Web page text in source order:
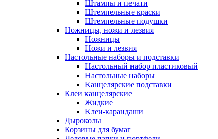
Штампы и печати
Штемпельные краски
Штемпельные подушки
Ножницы, ножи и лезвия
Ножницы
Ножи и лезвия
Настольные наборы и подставки
Настольный набор пластиковый
Настольные наборы
Канцелярские подставки
Клеи канцелярские
Жидкие
Клеи-карандаши
Дыроколы
Корзины для бумаг